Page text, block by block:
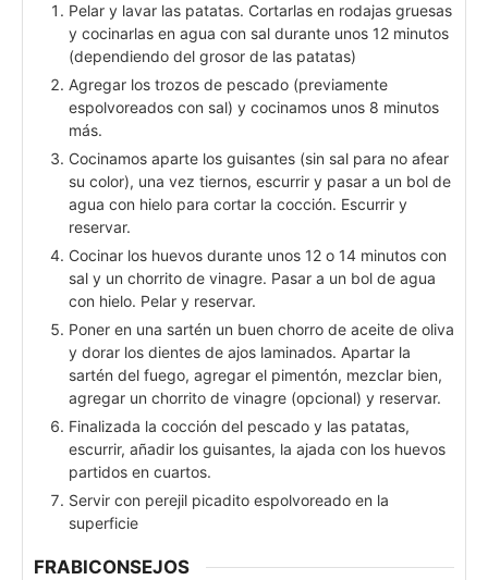
Pelar y lavar las patatas. Cortarlas en rodajas gruesas
y cocinarlas en agua con sal durante unos 12 minutos
(dependiendo del grosor de las patatas)
Agregar los trozos de pescado (previamente
espolvoreados con sal) y cocinamos unos 8 minutos
más.
Cocinamos aparte los guisantes (sin sal para no afear
su color), una vez tiernos, escurrir y pasar a un bol de
agua con hielo para cortar la cocción. Escurrir y
reservar.
Cocinar los huevos durante unos 12 o 14 minutos con
sal y un chorrito de vinagre. Pasar a un bol de agua
con hielo. Pelar y reservar.
Poner en una sartén un buen chorro de aceite de oliva
y dorar los dientes de ajos laminados. Apartar la
sartén del fuego, agregar el pimentón, mezclar bien,
agregar un chorrito de vinagre (opcional) y reservar.
Finalizada la cocción del pescado y las patatas,
escurrir, añadir los guisantes, la ajada con los huevos
partidos en cuartos.
Servir con perejil picadito espolvoreado en la
superficie
FRABICONSEJOS